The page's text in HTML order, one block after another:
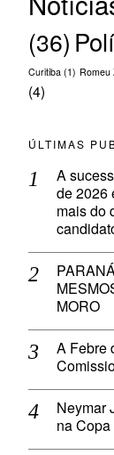
(36)
Curitiba (1) Romeu
(4)
ÚLTIMAS
A
de 2026
mais do
MORO
A Febre
Neymar
na